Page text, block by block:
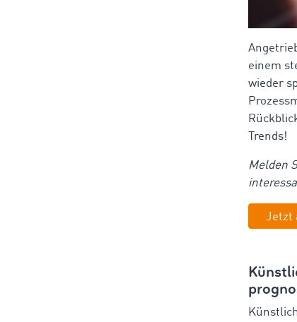
einem
wieder
Trends!
Melden
Jetzt